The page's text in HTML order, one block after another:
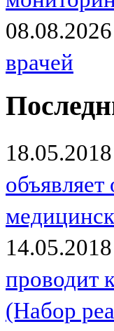
08.08.2026
врачей
18.05.2018
14.05.2018
проводит
(Набор